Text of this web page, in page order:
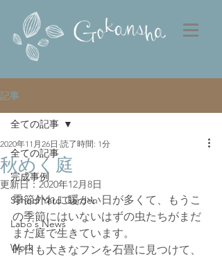
記事
全ての記事
完成事例
School Yard Garden
Labo's News
Work
全ての記事
秋めく庭
2020年11月26日 読了時間: 1分
更新日： 2020年12月8日
季節外れに暖かい日が多くて、もうこ
の季節にはいないはずの虫たちがまだ
まだ庭で生きています。
昨日も大きなフンを石畳に見つけて、